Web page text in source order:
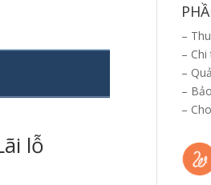
lỗ
–
–
–
–
–